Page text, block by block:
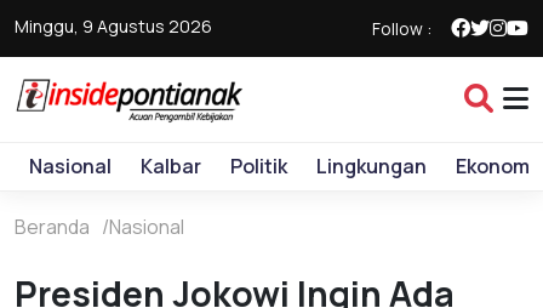
Minggu, 9 Agustus 2026 Follow :
Nasional Kalbar Politik Lingkungan Ekonomi
Beranda Nasional
Presiden Jokowi Ingin Ada